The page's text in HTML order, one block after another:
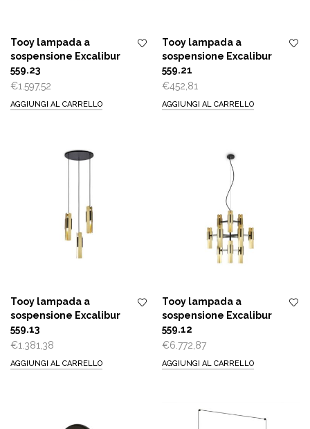
Tooy lampada a
sospensione Excalibur
559.23
€1.597,52
AGGIUNGI AL CARRELLO
Tooy lampada a
sospensione Excalibur
559.21
€452,81
AGGIUNGI AL CARRELLO
Tooy lampada a
sospensione Excalibur
559.13
€1.381,38
AGGIUNGI AL CARRELLO
Tooy lampada a
sospensione Excalibur
559.12
€6.772,87
AGGIUNGI AL CARRELLO